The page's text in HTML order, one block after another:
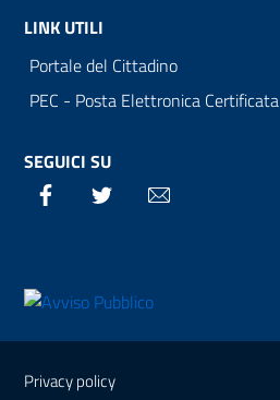
LINK UTILI
Portale del Cittadino
PEC - Posta Elettronica Certificata
SEGUICI SU
Facebook Twitter
Sezione Link Utili
Privacy policy